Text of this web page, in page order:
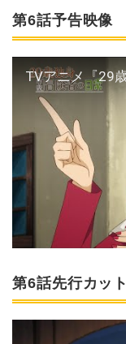
第6話予告映像
第6話先行カット